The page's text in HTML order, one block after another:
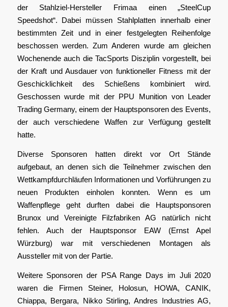
der Stahlziel-Hersteller Frimaa einen „SteelCup
Speedshot“. Dabei müssen Stahlplatten innerhalb einer
bestimmten Zeit und in einer festgelegten Reihenfolge
beschossen werden. Zum Anderen wurde am gleichen
Wochenende auch die TacSports Disziplin vorgestellt, bei
der Kraft und Ausdauer von funktioneller Fitness mit der
Geschicklichkeit des Schießens kombiniert wird.
Geschossen wurde mit der PPU Munition von Leader
Trading Germany, einem der Hauptsponsoren des Events,
der auch verschiedene Waffen zur Verfügung gestellt
hatte.
Diverse Sponsoren hatten direkt vor Ort Stände
aufgebaut, an denen sich die Teilnehmer zwischen den
Wettkampfdurchläufen Informationen und Vorführungen zu
neuen Produkten einholen konnten. Wenn es um
Waffenpflege geht durften dabei die Hauptsponsoren
Brunox und Vereinigte Filzfabriken AG natürlich nicht
fehlen. Auch der Hauptsponsor EAW (Ernst Apel
Würzburg) war mit verschiedenen Montagen als
Aussteller mit von der Partie.
Weitere Sponsoren der PSA Range Days im Juli 2020
waren die Firmen Steiner, Holosun, HOWA, CANIK,
Chiappa, Bergara, Nikko Stirling, Andres Industries AG,